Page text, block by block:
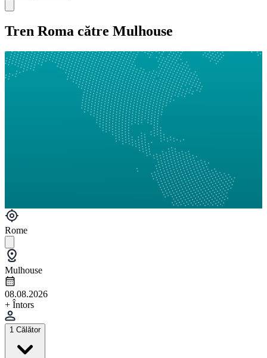
Tren Roma către Mulhouse
Rome
Mulhouse
08.08.2026
+ Întors
1 Călător